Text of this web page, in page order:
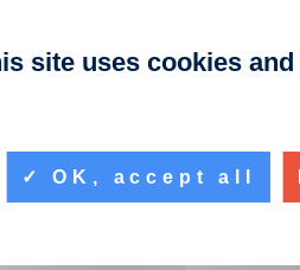
site uses cookies
OK, accept all